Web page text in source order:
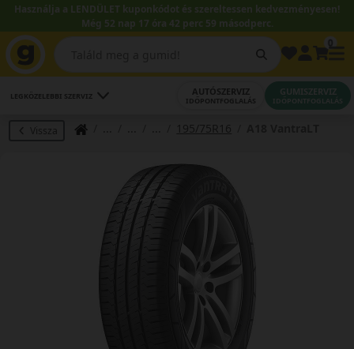
Használja a LENDÜLET kuponkódot és szereltessen kedvezményesen!
Még 52 nap 17 óra 42 perc 58 másodperc.
LEGKÖZELEBBI SZERVIZ AUTÓSZERVIZ
IDŐPONTFOGLALÁS
GUMISZERVIZ
IDŐPONTFOGLALÁS
Vissza 195/75R16